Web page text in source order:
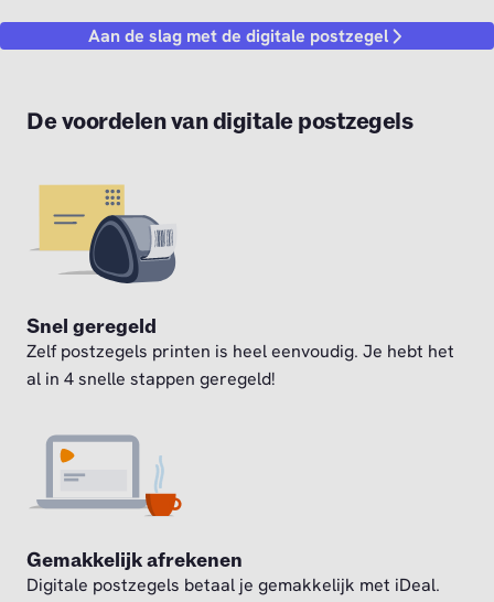
Aan de slag met de digitale postzegel
De voordelen van digitale postzegels
Snel geregeld
Zelf postzegels printen is heel eenvoudig. Je hebt het
al in 4 snelle stappen geregeld!
Gemakkelijk afrekenen
Digitale postzegels betaal je gemakkelijk met iDeal.